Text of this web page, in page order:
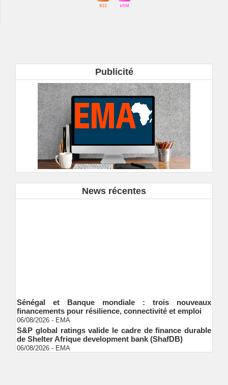
Publicité
News récentes
Sénégal et Banque mondiale : trois nouveaux
financements pour résilience, connectivité et emploi
06/08/2026 -EMA
S&P global ratings valide le cadre de finance durable
de Shelter Afrique development bank (ShafDB)
06/08/2026 -EMA
Industrialisation verte au Sénégal : comment